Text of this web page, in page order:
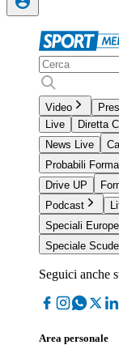
Video
Live
Diretta
News Live
Probabili
Drive UP
Podcast
Speciali
Speciale
Seguici anche
Area personale